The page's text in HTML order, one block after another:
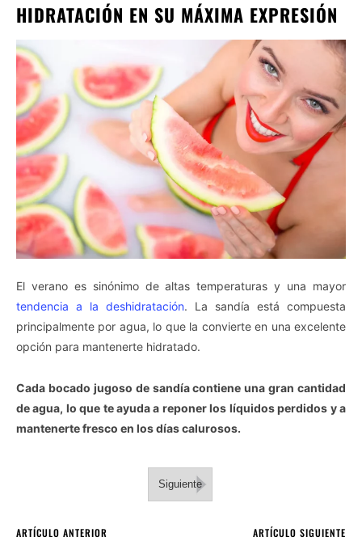
HIDRATACIÓN EN SU MÁXIMA EXPRESIÓN
El verano es sinónimo de altas temperaturas y una mayor
tendencia a la deshidratación. La sandía está compuesta
principalmente por agua, lo que la convierte en una excelente
opción para mantenerte hidratado.
Cada bocado jugoso de sandía contiene una gran cantidad
de agua, lo que te ayuda a reponer los líquidos perdidos y a
mantenerte fresco en los días calurosos.
Siguiente
ARTÍCULO ANTERIOR ARTÍCULO SIGUIENTE